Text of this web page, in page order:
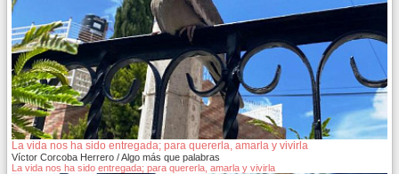
La vida nos ha sido entregada; para quererla, amarla y vivirla
Víctor Corcoba Herrero / Algo más que palabras
La vida nos ha sido entregada; para quererla, amarla y vivirla